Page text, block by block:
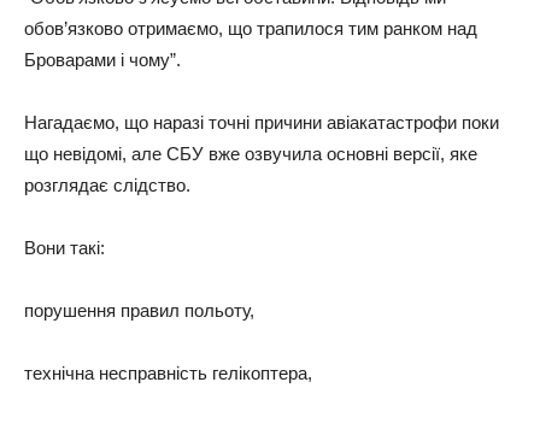
обов’язково отримаємо, що трапилося тим ранком над
Броварами і чому”.
Нагадаємо, що наразі точні причини авіакатастрофи поки
що невідомі, але СБУ вже озвучила основні версії, яке
розглядає слідство.
Вони такі:
порушення правил польоту,
технічна несправність гелікоптера,